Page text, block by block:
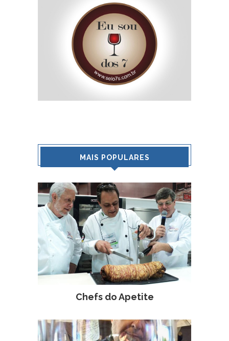
MAIS POPULARES
Chefs do Apetite